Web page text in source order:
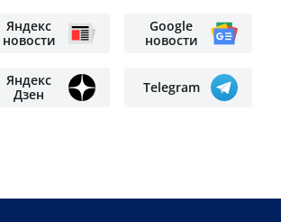
Яндекс
новости
Google
новости
Яндекс
Дзен
Telegram